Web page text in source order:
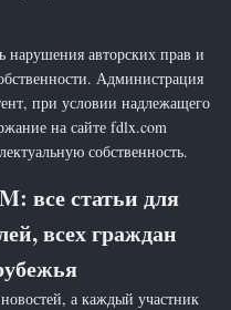
нарушения авторских прав и
Администрация
при условии надлежащего
на сайте fdlx.com
собственность.
все статьи для
всех граждан
а каждый участник